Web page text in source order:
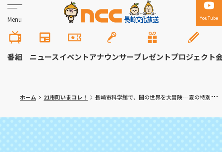
Menu YouTube
番組 ニュースイベントアナウンサープレゼントプロジェクト
ホーム 21市町いまコレ！ 長崎市科学館で、闇の世界を大冒険… 夏の特別展「ドキドキ探検！３Dミステリーゾーン」開催中！